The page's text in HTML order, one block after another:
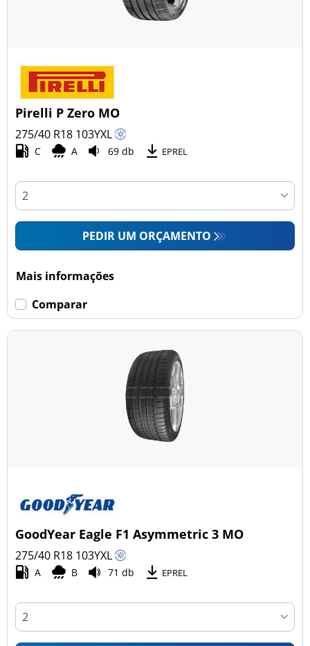
Pirelli P Zero MO
275/40 R18 103YXL
C A 69 db EPREL
PEDIR UM ORÇAMENTO
Mais informações
Comparar
GoodYear Eagle F1 Asymmetric 3 MO
275/40 R18 103YXL
A B 71 db EPREL